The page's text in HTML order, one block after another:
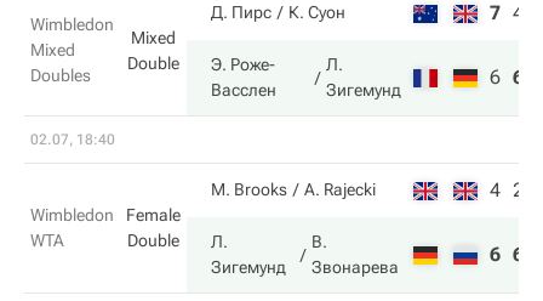
Wimbledon
Mixed
Doubles
Mixed
Double
Д. Пирс К. Суон 7 4
Э. Роже-
Васслен
Л.
Зигемунд
6 6
02.07, 18:40
Wimbledon
WTA
Female
Double
M. Brooks A. Rajecki 4 2
Л.
Зигемунд
В.
Звонарева
6 6